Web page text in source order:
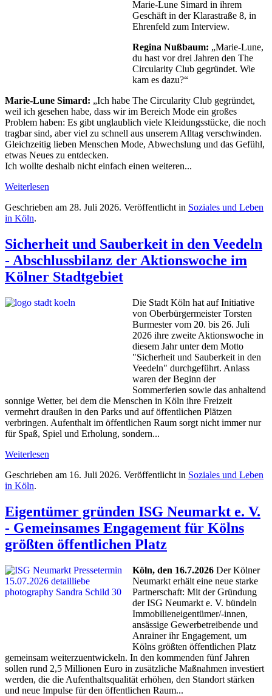
Marie-Lune Simard in ihrem
Geschäft in der Klarastraße 8, in
Ehrenfeld zum Interview.
Regina Nußbaum: „Marie-Lune,
du hast vor drei Jahren den The
Circularity Club gegründet. Wie
kam es dazu?“
Marie-Lune Simard: „Ich habe The Circularity Club gegründet,
weil ich gesehen habe, dass wir im Bereich Mode ein großes
Problem haben: Es gibt unglaublich viele Kleidungsstücke, die noch
tragbar sind, aber viel zu schnell aus unserem Alltag verschwinden.
Gleichzeitig lieben Menschen Mode, Abwechslung und das Gefühl,
etwas Neues zu entdecken.
Ich wollte deshalb nicht einfach einen weiteren...
Weiterlesen
Geschrieben am 28. Juli 2026. Veröffentlicht in Soziales und Leben
in Köln.
Sicherheit und Sauberkeit in den Veedeln
- Abschlussbilanz der Aktionswoche im
Kölner Stadtgebiet
Die Stadt Köln hat auf Initiative
von Oberbürgermeister Torsten
Burmester vom 20. bis 26. Juli
2026 ihre zweite Aktionswoche in
diesem Jahr unter dem Motto
"Sicherheit und Sauberkeit in den
Veedeln" durchgeführt. Anlass
waren der Beginn der
Sommerferien sowie das anhaltend
sonnige Wetter, bei dem die Menschen in Köln ihre Freizeit
vermehrt draußen in den Parks und auf öffentlichen Plätzen
verbringen. Aufenthalt im öffentlichen Raum sorgt nicht immer nur
für Spaß, Spiel und Erholung, sondern...
Weiterlesen
Geschrieben am 16. Juli 2026. Veröffentlicht in Soziales und Leben
in Köln.
Eigentümer gründen ISG Neumarkt e. V.
- Gemeinsames Engagement für Kölns
größten öffentlichen Platz
Köln, den 16.7.2026 Der Kölner
Neumarkt erhält eine neue starke
Partnerschaft: Mit der Gründung
der ISG Neumarkt e. V. bündeln
Immobilieneigentümer/-innen,
ansässige Gewerbetreibende und
Anrainer ihr Engagement, um
Kölns größten öffentlichen Platz
gemeinsam weiterzuentwickeln. In den kommenden fünf Jahren
sollen rund 2,5 Millionen Euro in zusätzliche Maßnahmen investiert
werden, die die Aufenthaltsqualität erhöhen, den Standort stärken
und neue Impulse für den öffentlichen Raum...